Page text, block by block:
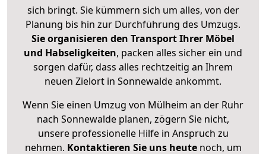
sich bringt. Sie kümmern sich um alles, von der
Planung bis hin zur Durchführung des Umzugs.
Sie organisieren den Transport Ihrer Möbel
und Habseligkeiten, packen alles sicher ein und
sorgen dafür, dass alles rechtzeitig an Ihrem
neuen Zielort in Sonnewalde ankommt.
Wenn Sie einen Umzug von Mülheim an der Ruhr
nach Sonnewalde planen, zögern Sie nicht,
unsere professionelle Hilfe in Anspruch zu
nehmen. Kontaktieren Sie uns heutenoch, um